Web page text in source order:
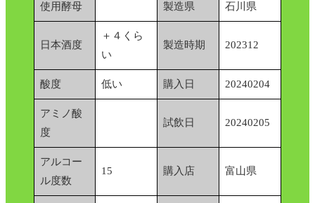
使用酵母 製造県 石川県
日本酒度
＋４くら
い
製造時期 202312
酸度 低い 購入日 20240204
アミノ酸
度
試飲日 20240205
アルコー
ル度数
15 購入店 富山県